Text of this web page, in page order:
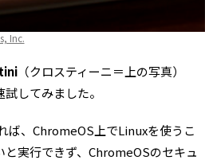
Inc.
（クロスティーニ＝上の写真）
してみました。
ば、ChromeOS上でLinuxを使うこ
と実行できず、ChromeOSのセキュ